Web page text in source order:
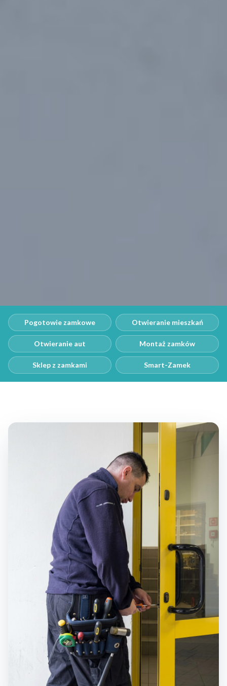
Pogotowie zamkowe Otwieranie mieszkań
Otwieranie aut Montaż zamków
Sklep z zamkami Smart-Zamek